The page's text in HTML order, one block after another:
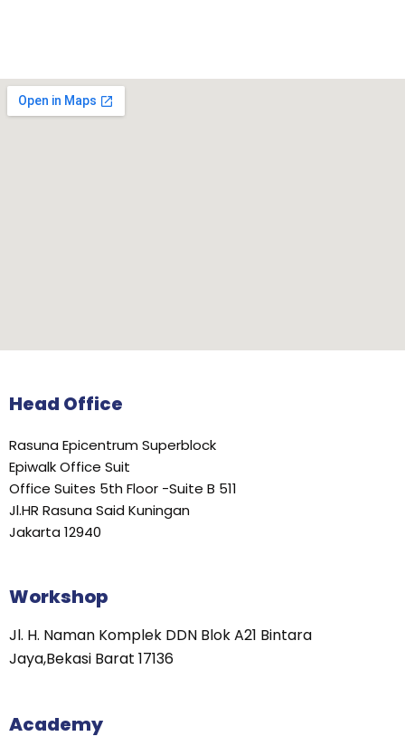
Head Office
Rasuna Epicentrum Superblock
Epiwalk Office Suit
Office Suites 5th Floor -Suite B 511
Jl.HR Rasuna Said Kuningan
Jakarta 12940
Workshop
Jl. H. Naman Komplek DDN Blok A21 Bintara
Jaya,Bekasi Barat 17136
Academy